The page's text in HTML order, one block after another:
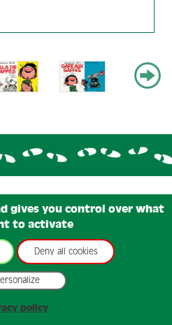
VENTE
- Le Lombard, 2026.
gives you control over what
to activate
Deny all cookies
policy